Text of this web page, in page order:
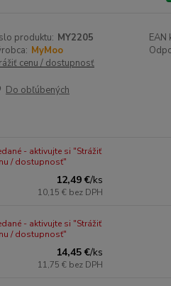
produktu: MY2205 EAN
MyMoo
cenu / dostupnosť
Do obľúbených
12,49 €/ks
10,15 € bez DPH
- aktivujte si "Strážiť
/ dostupnosť"
14,45 €/ks
11,75 € bez DPH
- aktivujte si "Strážiť
/ dostupnosť"